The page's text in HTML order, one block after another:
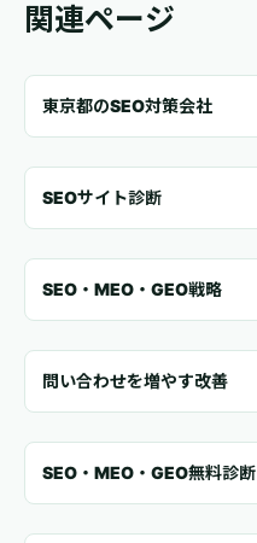
関連ページ
東京都のSEO対策会社
SEOサイト診断
SEO・MEO・GEO戦略
問い合わせを増やす改善
SEO・MEO・GEO無料診断